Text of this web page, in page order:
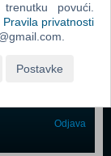
Odjava
povući.
Pravila privatnosti
Postavke